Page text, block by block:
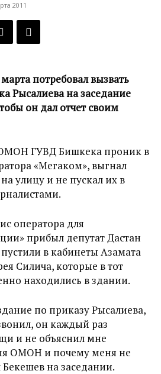
2011
потребовал вызвать
Рысалиева на заседание
он дал отчет своим
ГУВД Бишкека проник в
«Мегаком», выгнал
улицу и не пускал их в
оператора для
прибыл депутат Дастан
в кабинеты Азамата
Силича, которые в тот
находились в здании.
по приказу Рысалиева,
он каждый раз
и не объяснил мне
ОМОН и почему меня не
на заседании.